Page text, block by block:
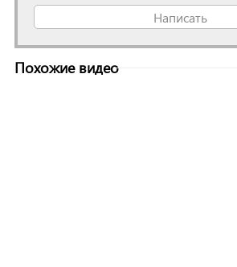
Написать
Похожие видео